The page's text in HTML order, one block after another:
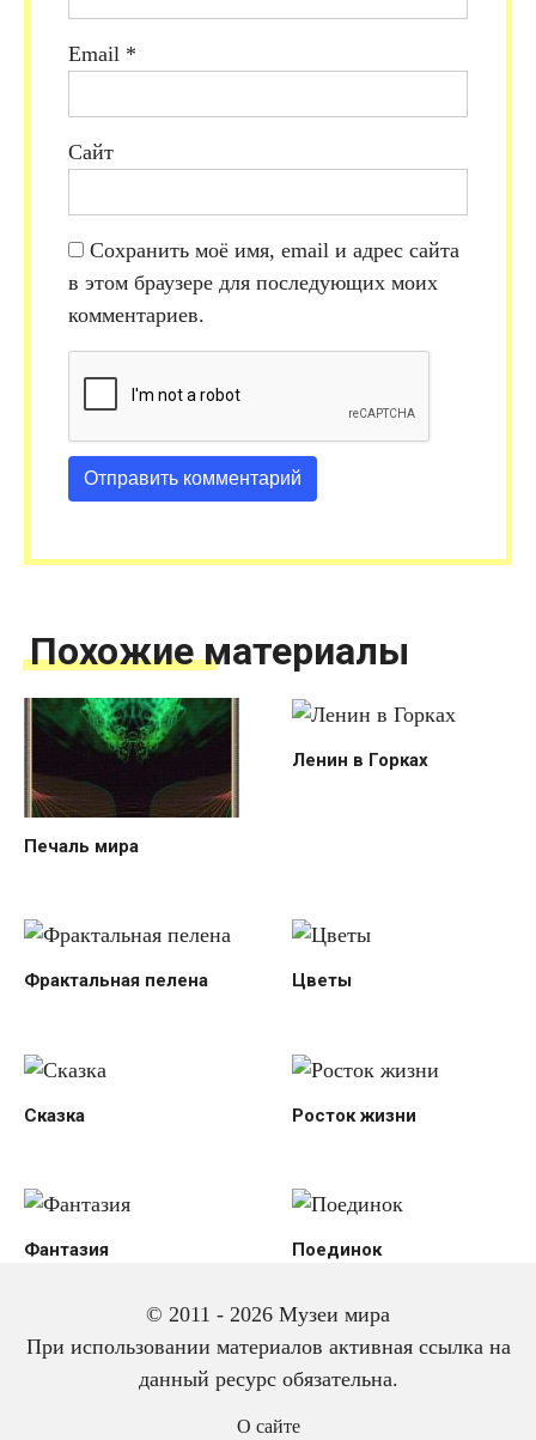
Email *
Сайт
Сохранить моё имя, email и адрес сайта
в этом браузере для последующих моих
комментариев.
Похожие материалы
Печаль мира
Ленин в Горках
Фрактальная пелена Цветы
Сказка Росток жизни
Фантазия Поединок
© 2011 - 2026 Музеи мира
При использовании материалов активная ссылка на
данный ресурс обязательна.
О сайте